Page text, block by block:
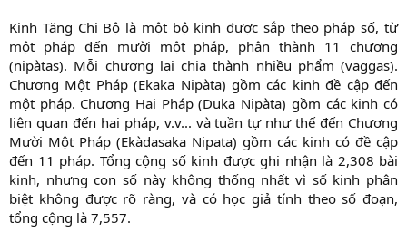
Kinh Tăng Chi Bộ là một bộ kinh được sắp theo pháp số, từ
một pháp đến mười một pháp, phân thành 11 chương
(nipàtas). Mỗi chương lại chia thành nhiều phẩm (vaggas).
Chương Một Pháp (Ekaka Nipàta) gồm các kinh đề cập đến
một pháp. Chương Hai Pháp (Duka Nipàta) gồm các kinh có
liên quan đến hai pháp, v.v... và tuần tự như thế đến Chương
Mười Một Pháp (Ekàdasaka Nipata) gồm các kinh có đề cập
đến 11 pháp. Tổng cộng số kinh được ghi nhận là 2,308 bài
kinh, nhưng con số này không thống nhất vì số kinh phân
biệt không được rõ ràng, và có học giả tính theo số đoạn,
tổng cộng là 7,557.